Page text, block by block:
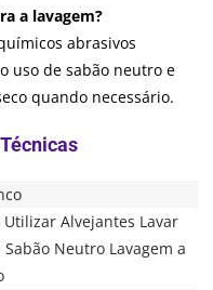
a lavagem?
abrasivos
uso de sabão neutro e
quando necessário.
Utilizar Alvejantes Lavar
Sabão Neutro Lavagem a